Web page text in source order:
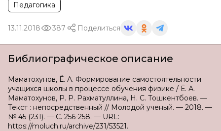
Педагогика
13.11.2018 387 Поделиться
Библиографическое описание
Маматохунов, Ё. А. Формирование самостоятельности
учащихся школы в процессе обучения физике / Ё. А.
Маматохунов, Р. Р. Рахматуллина, Н. С. Тошкентбоев. —
Текст : непосредственный // Молодой ученый. — 2018. —
№ 45 (231). — С. 256-258. — URL:
https://moluch.ru/archive/231/53521.